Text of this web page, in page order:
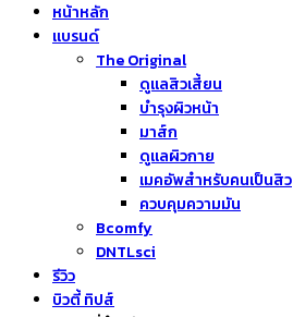
หน้าหลัก
แบรนด์
The Original
ดูแลสิวเสี้ยน
บำรุงผิวหน้า
มาส์ก
ดูแลผิวกาย
เมคอัพสำหรับคนเป็นสิว
ควบคุมความมัน
Bcomfy
DNTLsci
รีวิว
บิวตี้ ทิปส์